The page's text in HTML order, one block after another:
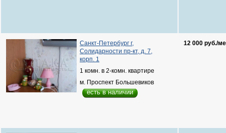
Санкт-Петербург г,
Солидарности пр-кт, д. 7,
корп. 1
1 комн. в 2-комн. квартире
м. Проспект Большевиков
есть в наличии
12 000 руб./